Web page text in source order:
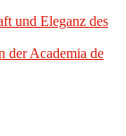
und Eleganz des
der Academia de